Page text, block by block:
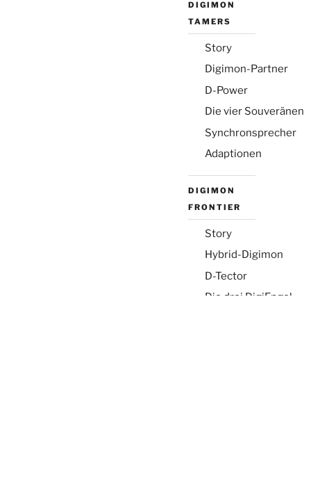
DIGIMON
TAMERS
Story
Digimon-Partner
D-Power
Die vier Souveränen
Synchronsprecher
Adaptionen
DIGIMON
FRONTIER
Story
Hybrid-Digimon
D-Tector
Die drei DigiEngel